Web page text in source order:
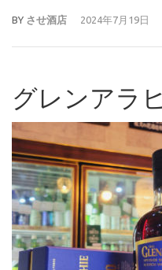
BY させ酒店 2024年7月19日
グレンアラ